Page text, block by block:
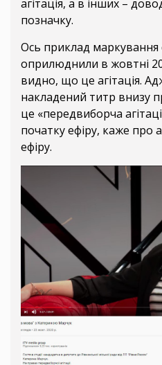
агітація, а в інших –
позначку.
Ось приклад маркування
оприлюднили в жовтні
видно, що це агітація.
накладений титр внизу
це «передвиборча
початку ефіру, каже про
ефіру.